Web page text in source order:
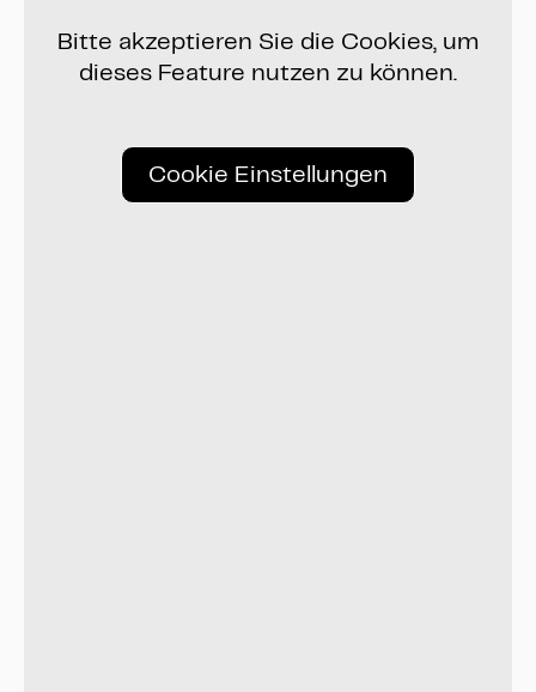
Bitte akzeptieren Sie die Cookies, um
dieses Feature nutzen zu können.
Cookie Einstellungen